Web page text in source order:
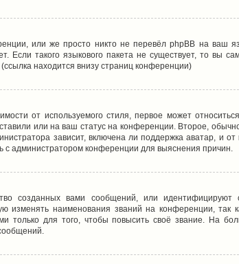
или же просто никто не перевёл phpBB на ваш
Если такого языкового пакета не существует, то вы
находится внизу страниц конференции)
от используемого стиля, первое может
или на ваш статус на конференции. Второе,
зависит, включена ли поддержка аватар, и от
с администратором конференции для выяснения причин.
созданных вами сообщений, или идентифицируют
наименования званий на конференции, так
только для того, чтобы повысить своё звание. На